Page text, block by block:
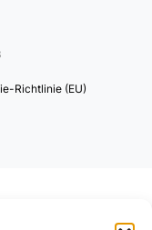
Richtlinie (EU)